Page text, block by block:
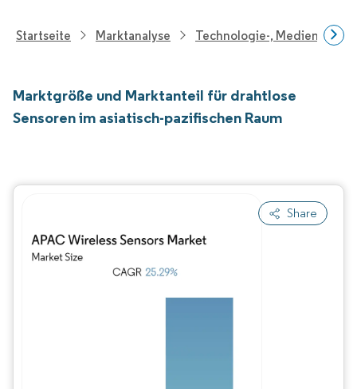
Startseite Marktanalyse Technologie-, Medien- Und
Marktgröße und Marktanteil für drahtlose
Sensoren im asiatisch-pazifischen Raum
Share